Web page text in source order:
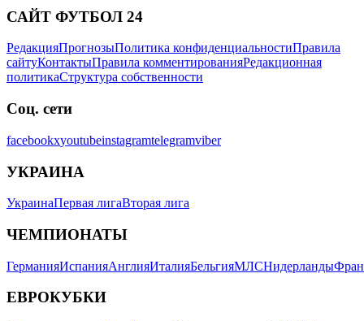
САЙТ ФУТБОЛ 24
РедакцияПрогнозыПолитика конфиденциальностиПравила
сайтуКонтактыПравила комментированияРедакционная
политикаСтруктура собственности
Соц. сети
facebookxyoutubeinstagramtelegramviber
УКРАИНА
УкраинаПервая лигаВторая лига
ЧЕМПИОНАТЫ
ГерманияИспанияАнглияИталияБельгияМЛСНидерланды
ЕВРОКУБКИ